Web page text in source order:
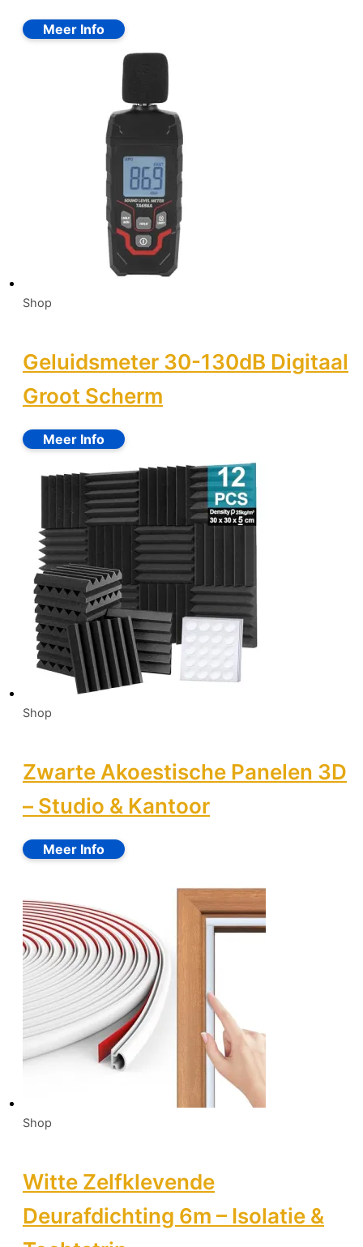
Shop
Geluidsmeter 30-130dB Digitaal
Groot Scherm
Shop
Zwarte Akoestische Panelen 3D
– Studio & Kantoor
Shop
Witte Zelfklevende
Deurafdichting 6m – Isolatie &